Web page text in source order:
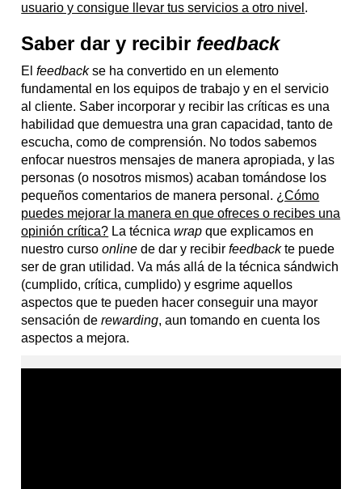
usuario y consigue llevar tus servicios a otro nivel .
Saber dar y recibir feedback
Elfeedbackse ha convertido en un elemento
fundamental en los equipos de trabajo y en el servicio
al cliente. Saber incorporar y recibir las críticas es una
habilidad que demuestra una gran capacidad, tanto de
escucha, como de comprensión. No todos sabemos
enfocar nuestros mensajes de manera apropiada, y las
personas (o nosotros mismos) acaban tomándose los
pequeños comentarios de manera personal. ¿Cómo
puedes mejorar la manera en que ofreces o recibes una
opinión crítica? La técnicawrap que explicamos en
nuestro curso online de dar y recibirfeedbackte puede
ser de gran utilidad. Va más allá de la técnica sándwich
(cumplido, crítica, cumplido) y esgrime aquellos
aspectos que te pueden hacer conseguir una mayor
sensación derewarding, aun tomando en cuenta los
aspectos a mejora.